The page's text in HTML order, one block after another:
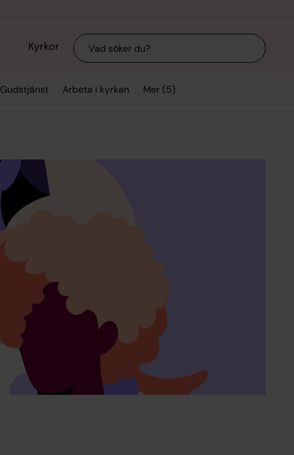
Kyrkor Sök
Gudstjänst Arbeta i kyrkan Mer (5)